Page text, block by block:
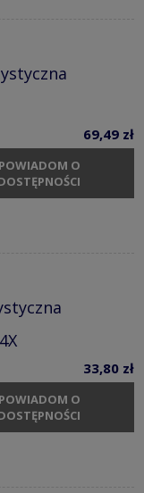
69,49 zł
POWIADOM O
33,80 zł
POWIADOM O